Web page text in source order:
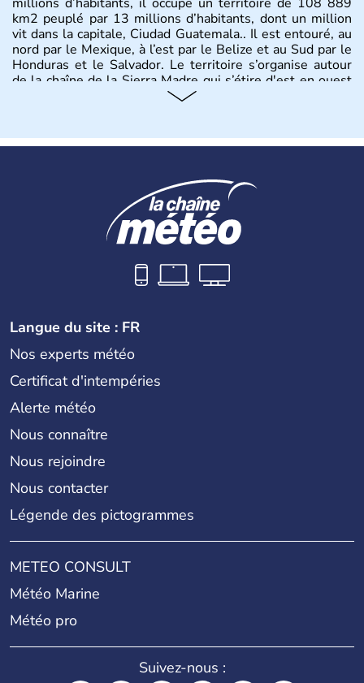
km2 peuplé par 13 millions d’habitants, dont un million
vit dans la capitale, Ciudad Guatemala.. Il est entouré, au
nord par le Mexique, à l’est par le Belize et au Sud par le
Honduras et le Salvador. Le territoire s’organise autour
de la chaîne de la Sierra Madre qui s’étire d'est en ouest
et culmine à 4211m au Mont Tajumulco,et se structure
paysages de volcans et de forêt tropicale.
Langue du site : FR
Nos experts météo
Certificat d'intempéries
Alerte météo
Nous connaître
Nous rejoindre
Nous contacter
Légende des pictogrammes
METEO CONSULT
Météo Marine
Météo pro
Suivez-nous :